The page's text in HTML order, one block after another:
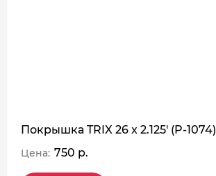
Покрышка TRIX 26 x 2.125' (P-1074)
Цена: 750 р.